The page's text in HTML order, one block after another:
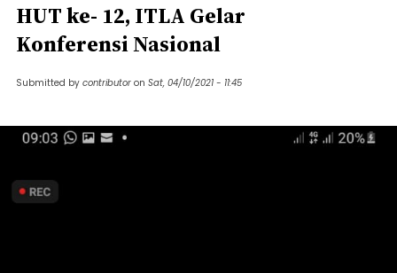
HUT ke- 12, ITLA Gelar
Konferensi Nasional
Submitted by contributor on Sat, 04/10/2021 - 11:45